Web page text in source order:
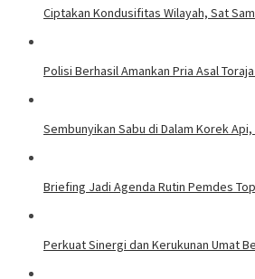
Ciptakan Kondusifitas Wilayah, Sat
Polisi Berhasil Amankan Pria Asal
Sembunyikan Sabu di Dalam Korek
Briefing Jadi Agenda Rutin Pemdes
Perkuat Sinergi dan Kerukunan Umat